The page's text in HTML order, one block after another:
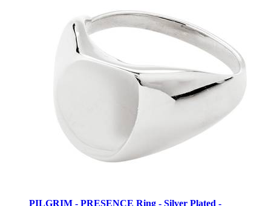
PILGRIM - PRESENCE Ring - Silver Plated -